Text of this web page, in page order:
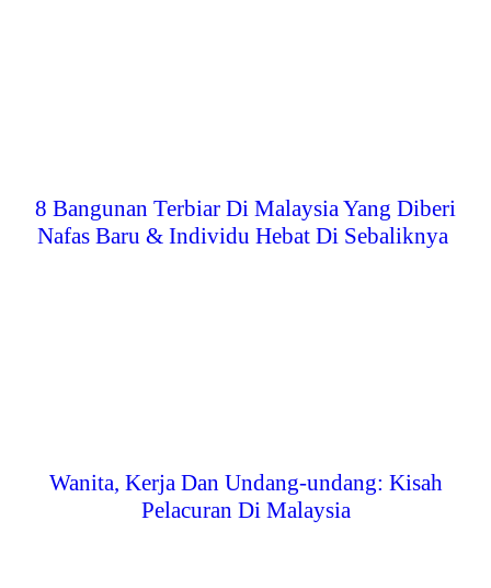
8 Bangunan Terbiar Di Malaysia Yang Diberi
Nafas Baru & Individu Hebat Di Sebaliknya
Wanita, Kerja Dan Undang-undang: Kisah
Pelacuran Di Malaysia